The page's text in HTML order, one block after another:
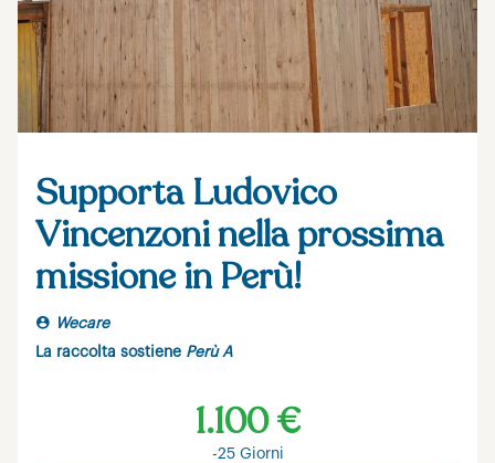
Supporta Ludovico
Vincenzoni nella prossima
missione in Perù!
Wecare
La raccolta sostiene Perù A
1.100 €
-25 Giorni